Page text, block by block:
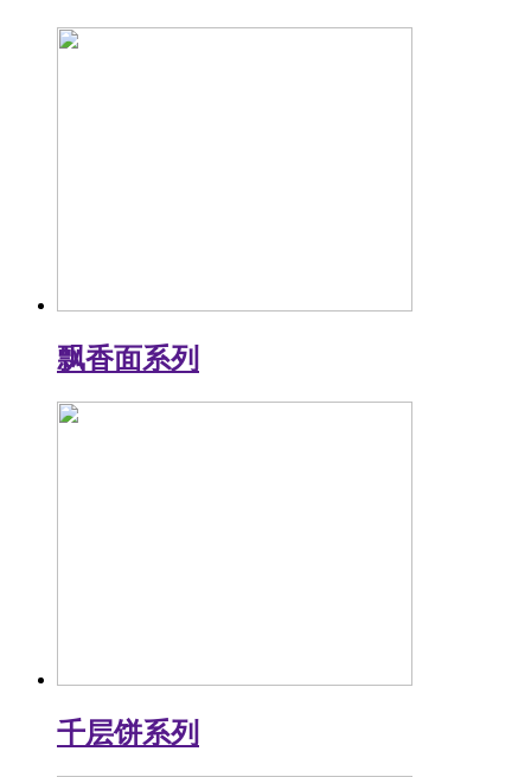
飘香面系列
千层饼系列